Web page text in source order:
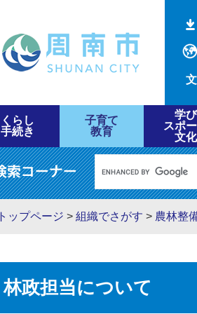
くらし
手続き
子育て
教育
学び
スポ
文化
トップページ > 組織でさがす > 農林整
林政担当について